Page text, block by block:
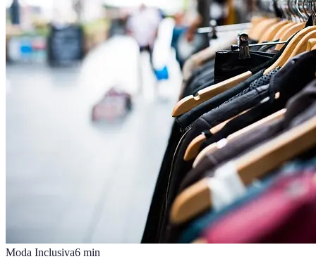
Moda Inclusiva6 min